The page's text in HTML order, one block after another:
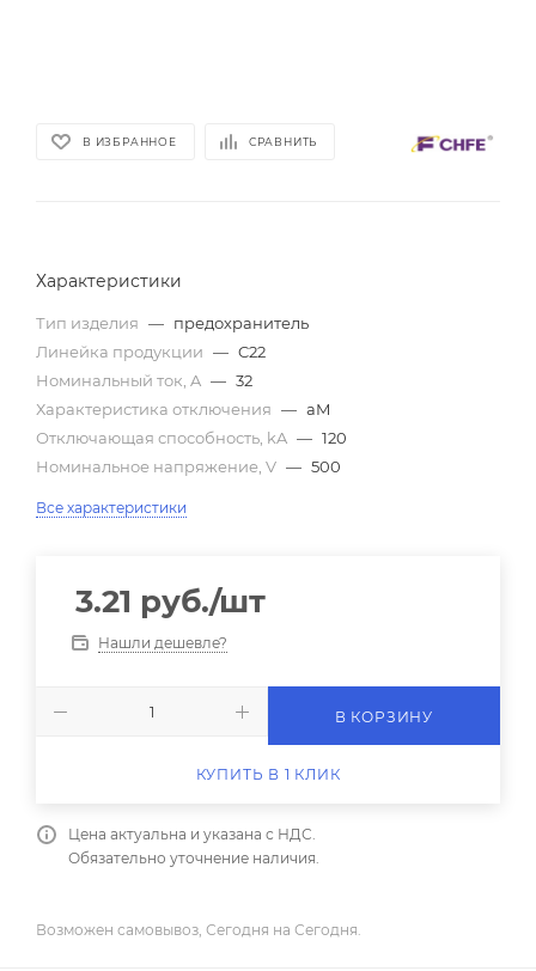
В ИЗБРАННОЕ СРАВНИТЬ
Характеристики
Тип изделия — предохранитель
Линейка продукции — C22
Номинальный ток, A — 32
Характеристика отключения — aM
Отключающая способность, kA — 120
Номинальное напряжение, V — 500
Все характеристики
3.21 руб./шт
Нашли дешевле?
В КОРЗИНУ
КУПИТЬ В 1 КЛИК
Цена актуальна и указана с НДС.
Обязательно уточнение наличия.
Возможен самовывоз, Сегодня на Сегодня.